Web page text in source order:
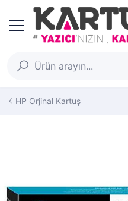
HP Orjinal Kartuş